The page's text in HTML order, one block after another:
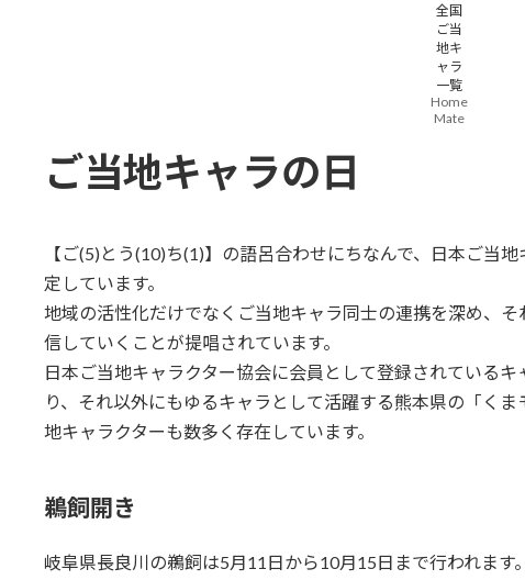
全国
ご当
地キ
ャラ
一覧
Home
Mate
ご当地キャラの日
【ご(5)とう(10)ち(1)】の語呂合わせにちなんで、日本ご当
定しています。
地域の活性化だけでなくご当地キャラ同士の連携を深め、
信していくことが提唱されています。
日本ご当地キャラクター協会に会員として登録されている
り、それ以外にもゆるキャラとして活躍する熊本県の「く
地キャラクターも数多く存在しています。
鵜飼開き
岐阜県長良川の鵜飼は5月11日から10月15日まで行われます。